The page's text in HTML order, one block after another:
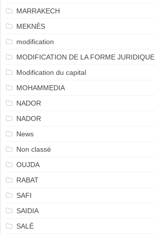
MARRAKECH
MEKNÈS
modification
MODIFICATION DE LA FORME JURIDIQUE
Modification du capital
MOHAMMEDIA
NADOR
NADOR
News
Non classé
OUJDA
RABAT
SAFI
SAIDIA
SALÉ